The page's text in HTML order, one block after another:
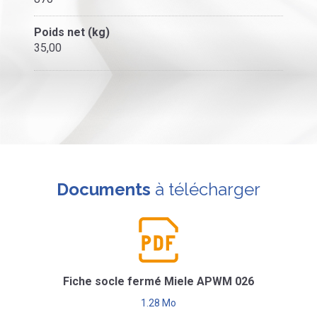
Poids net (kg)
35,00
Documents à télécharger
Fiche socle fermé Miele APWM 026
1.28 Mo